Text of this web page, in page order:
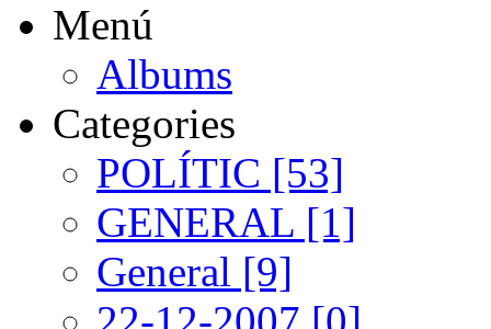
Menú
Albums
Categories
POLÍTIC [53]
GENERAL [1]
General [9]